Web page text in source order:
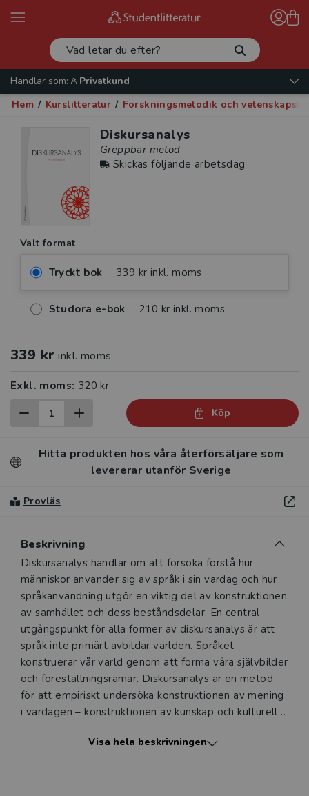
Handlar som:
Privatkund
Hem / Kurslitteratur / Forskningsmetodik och
Diskursanalys
Greppbar metod
Skickas följande arbetsdag
Valt format
Tryckt bok 339 kr inkl. moms
Studora e-bok 210 kr inkl. moms
339 kr inkl. moms
Exkl. moms: 320 kr
Köp
Hitta produkten hos våra återförsäljare som
levererar utanför Sverige
Provläs
Beskrivning
Beskrivning
Diskursanalys handlar om att försöka förstå hur
människor använder sig av språk i sin vardag och hur
språkanvändning utgör en viktig del av konstruktionen
av samhället och dess beståndsdelar. En central
utgångspunkt för alla former av diskursanalys är att
språk inte primärt avbildar världen. Språket
konstruerar vår värld genom att forma våra självbilder
och föreställningsramar. Diskursanalys är en metod
för att empiriskt undersöka konstruktionen av mening
i vardagen – konstruktionen av kunskap och kulturella
maktasymmetrier.Visa hela beskrivningen